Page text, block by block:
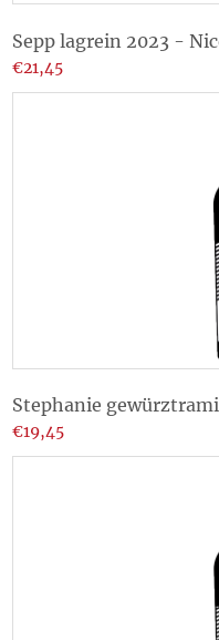
Sepp lagrein 2023 -
€21,45
Stephanie
€19,45